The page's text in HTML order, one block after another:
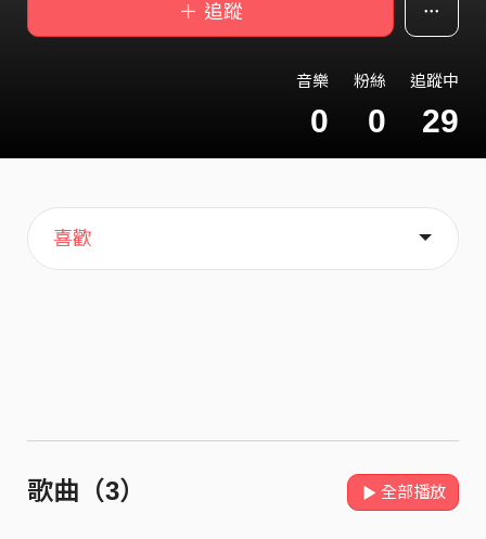
＋ 追蹤
音樂
0
粉絲
0
追蹤中
29
主頁
歌單
喜歡
關於
歌曲（3） 全部播放